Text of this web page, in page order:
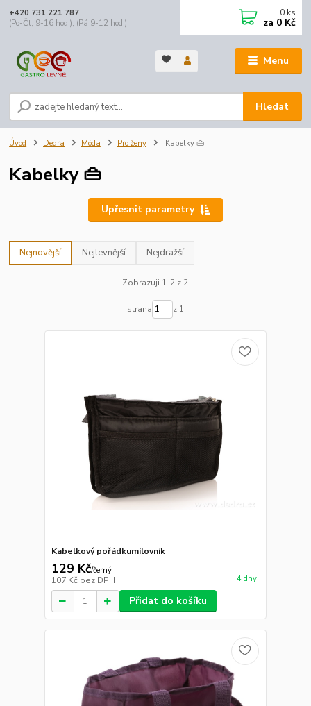
Menu
Hledat
+420 731 221 787
(Po-Čt, 9-16 hod.), (Pá 9-12 hod.)
0 ks
za 0 Kč
Úvod Dedra Móda Pro ženy Kabelky 👜
Kabelky 👜
Upřesnit parametry
Nejnovější Nejlevnější Nejdražší
Zobrazuji 1-2 z 2
strana z 1
Kabelkový pořádkumilovník
129 Kč/černý
107 Kč bez DPH 4 dny
Přidat do košíku